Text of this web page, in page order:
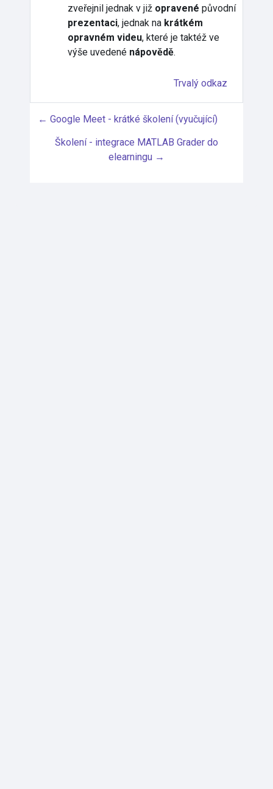
zveřejnil jednak v již opravenépůvodní
prezentaci, jednak na krátkém
opravném videu, které je taktéž ve
výše uvedené nápovědě.
Trvalý odkaz
← Google Meet - krátké školení (vyučující)
Školení - integrace MATLAB Grader do
elearningu →